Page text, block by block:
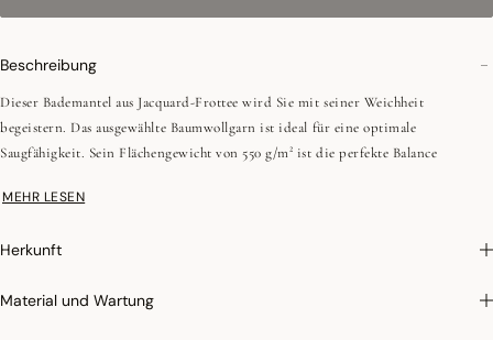
Beschreibung
Dieser Bademantel aus Jacquard-Frottee wird Sie mit seiner Weichheit
begeistern. Das ausgewählte Baumwollgarn ist ideal für eine optimale
Saugfähigkeit. Sein Flächengewicht von 550 g/m² ist die perfekte Balance
Tragegefühl. Er hat zwei große und bequeme Taschen. Sein eng anliegender
Bewegungsfreiheit. Unsere Bademäntel bleiben dank des gezwirnten
MEHR LESEN
Herkunft
Material und Wartung